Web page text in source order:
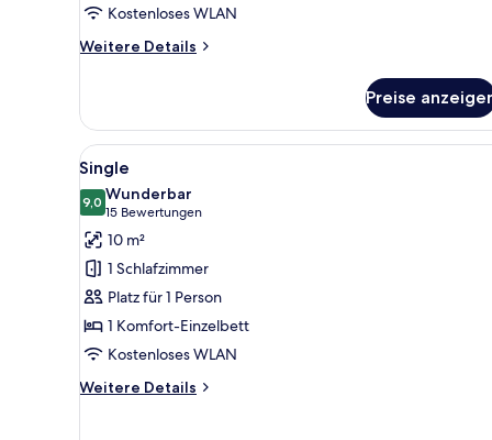
Kostenloses WLAN
Weitere Details
Weitere
Doppelzimmer
Preise
Alle
Fotos
für
Single
anzeigen
Ein Hotelzimmer mit Bett,
4
Single
9,09,0 von 10
Wunderbar
15 Bewertungen
(15
Bewertungen)
10 m²
1 Schlafzimmer
Platz für 1 Person
1 Komfort-Einzelbett
Kostenloses WLAN
Weitere Details
Weitere